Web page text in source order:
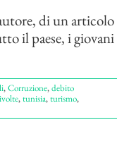
di un articolo
il paese, i
,Corruzione,debito
,tunisia,turismo,